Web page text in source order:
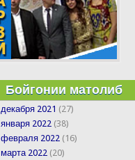
Бойгонии матолиб
декабря 2021 (27)
января 2022 (38)
февраля 2022 (16)
марта 2022 (20)